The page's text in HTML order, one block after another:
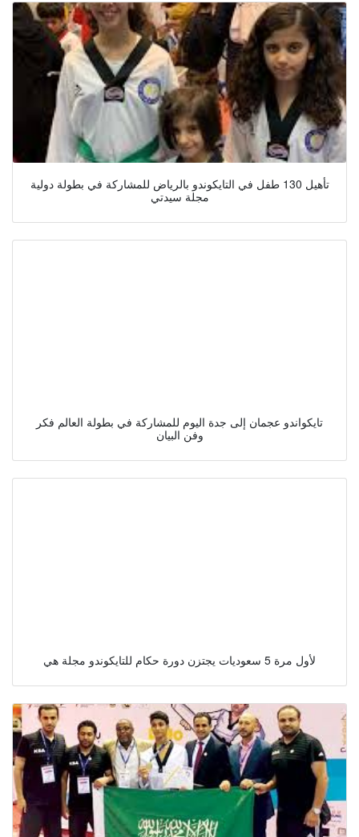
تأهيل 130 طفل في التايكوندو بالرياض للمشاركة في بطولة دولية
مجلة سيدتي
تايكواندو عجمان إلى جدة اليوم للمشاركة في بطولة العالم فكر
وفن البيان
لأول مرة 5 سعوديات يجتزن دورة حكام للتايكوندو مجلة هي